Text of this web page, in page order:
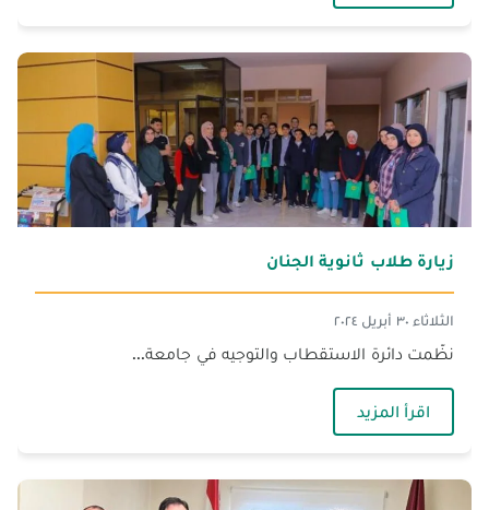
زيارة طلاب ثانوية الجنان‎
الثلاثاء ٣٠ أبريل ٢٠٢٤
نظّمت دائرة الاستقطاب والتوجيه في جامعة...
اقرأ المزيد